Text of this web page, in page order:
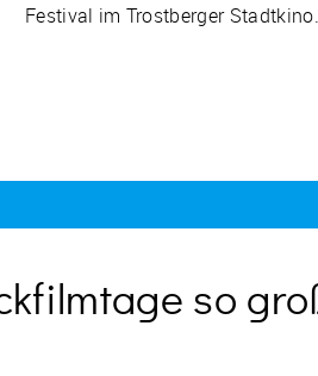
Festival im Trostberger Stadtkino.
so